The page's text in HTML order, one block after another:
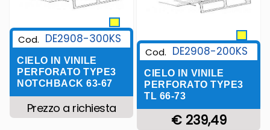
Cod. DE2908-300KS
CIELO IN VINILE
PERFORATO TYPE3
NOTCHBACK 63-67
Prezzo a richiesta
Cod. DE2908-200KS
CIELO IN VINILE
PERFORATO TYPE3
TL 66-73
€ 239,49